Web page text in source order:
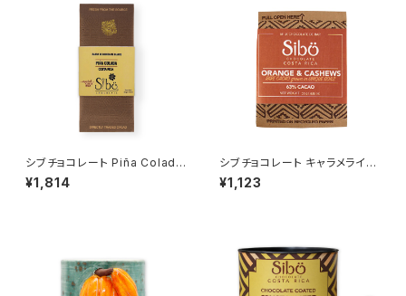
シブチョコレート Piña Colada
ピニャコラーダ 50g Sibu Cho
colate
¥1,814
シブチョコレート キャラメライズ
ドカシューオレンジ チョコレート
バー カカオ63% 25g SibuCh
¥1,123